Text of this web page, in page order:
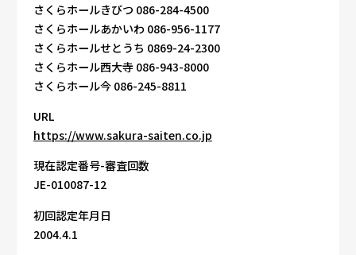
さくらホールきびつ 086-284-4500
さくらホールあかいわ 086-956-1177
さくらホールせとうち 0869-24-2300
さくらホール西大寺 086-943-8000
さくらホール今 086-245-8811
URL
https://www.sakura-saiten.co.jp
現在認定番号-審査回数
JE-010087-12
初回認定年月日
2004.4.1